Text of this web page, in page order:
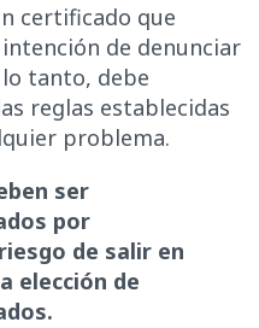
certificado que
de denunciar
tanto, debe
reglas establecidas
problema.
ser
por
de salir en
elección de